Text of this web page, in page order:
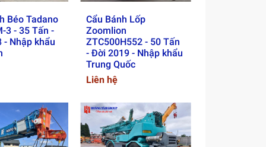
Béo Tadano
3 - 35 Tấn -
- Nhập khẩu
Cẩu Bánh Lốp
Zoomlion
ZTC500H552 - 50 Tấn
- Đời 2019 - Nhập khẩu
Trung Quốc
Liên hệ